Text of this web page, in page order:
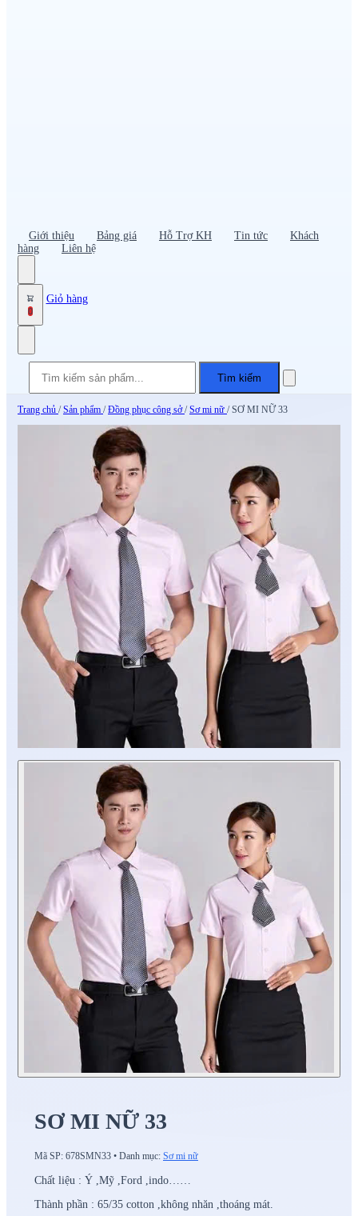
Giới thiệu Bảng giá Hỗ Trợ KH Tin tức
Khách
hàng
Liên hệ
0
Giỏ hàng
Tìm kiếm
Trang chủ / Sản phẩm / Đồng phục công sở/ Sơ mi nữ / SƠ MI NỮ 33
SƠ MI NỮ 33
Mã SP: 678SMN33 • Danh mục: Sơ mi nữ
Chất liệu : Ý ,Mỹ ,Ford ,indo……
Thành phần : 65/35 cotton ,không nhăn ,thoáng mát.